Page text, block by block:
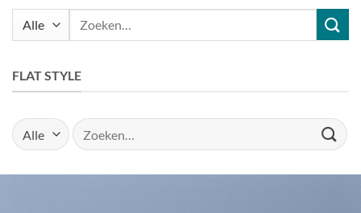
FLAT STYLE
Zoeken
naar: